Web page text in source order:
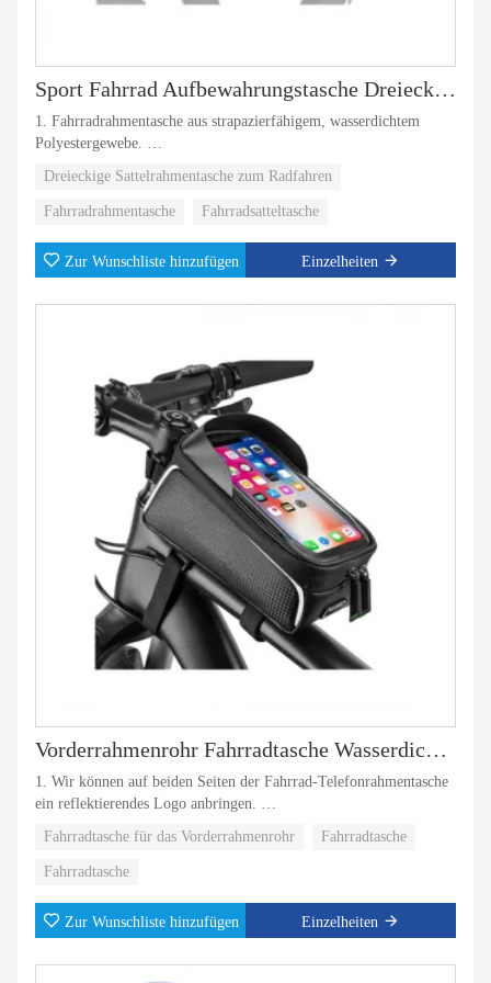
Sport Fahrrad Aufbewahrungstasche Dreieck Satteltasche
1. Fahrradrahmentasche aus strapazierfähigem, wasserdichtem
Polyestergewebe.
2.Drei verstellbare Riemen sind für die meisten Mountainbikes
geeignet.
3. Große Tasche, in der Sie Fahrradreparaturwerkzeuge einfach
unterbringen können.
Dreieckige Sattelrahmentasche zum Radfahren
Fahrradrahmentasche Fahrradsatteltasche
Zur Wunschliste hinzufügen Einzelheiten
Vorderrahmenrohr Fahrradtasche Wasserdichte Handyhülle
1. Wir können auf beiden Seiten der Fahrrad-Telefonrahmentasche
ein reflektierendes Logo anbringen.
Licht effektiv blockieren kann.
Fahrradtasche für das Vorderrahmenrohr Fahrradtasche
Fahrradtasche
Zur Wunschliste hinzufügen Einzelheiten